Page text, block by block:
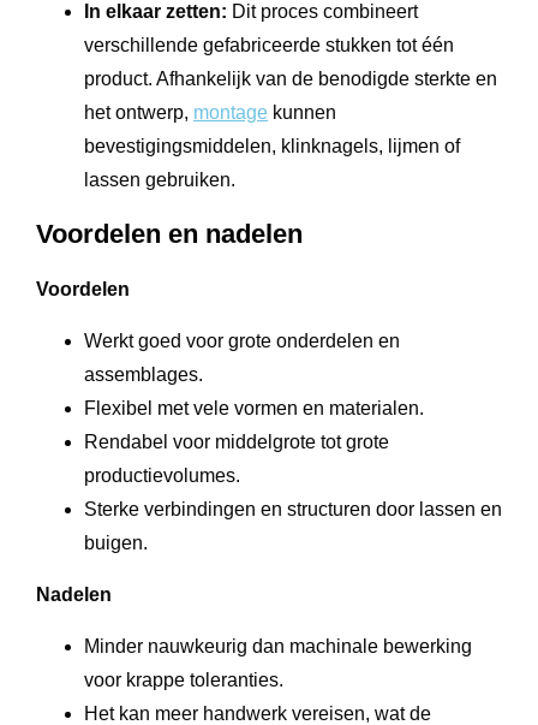
In elkaar zetten: Dit proces combineert
verschillende gefabriceerde stukken tot één
product. Afhankelijk van de benodigde sterkte en
het ontwerp, montage kunnen
bevestigingsmiddelen, klinknagels, lijmen of
lassen gebruiken.
Voordelen en nadelen
Voordelen
Werkt goed voor grote onderdelen en
assemblages.
Flexibel met vele vormen en materialen.
Rendabel voor middelgrote tot grote
productievolumes.
Sterke verbindingen en structuren door lassen en
buigen.
Nadelen
Minder nauwkeurig dan machinale bewerking
voor krappe toleranties.
Het kan meer handwerk vereisen, wat de